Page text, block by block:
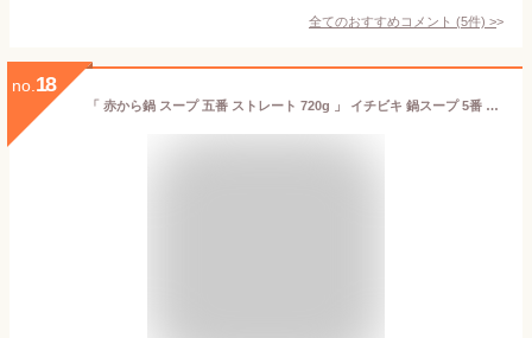
全てのおすすめコメント (5件) >
no. 18
「 赤から鍋 スープ 五番 ストレート 720g 」 イチビキ 鍋スープ 5番 鍋の素 赤から鍋スープ 赤から鍋の素 5番 赤から鍋スープ5番 時短料理 時短ごはん 手軽 簡単調理